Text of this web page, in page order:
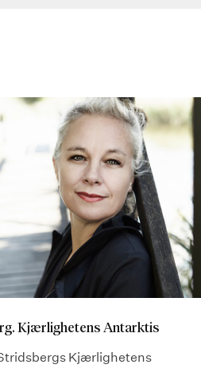
Kjærlighetens Antarktis
Kjærlighetens